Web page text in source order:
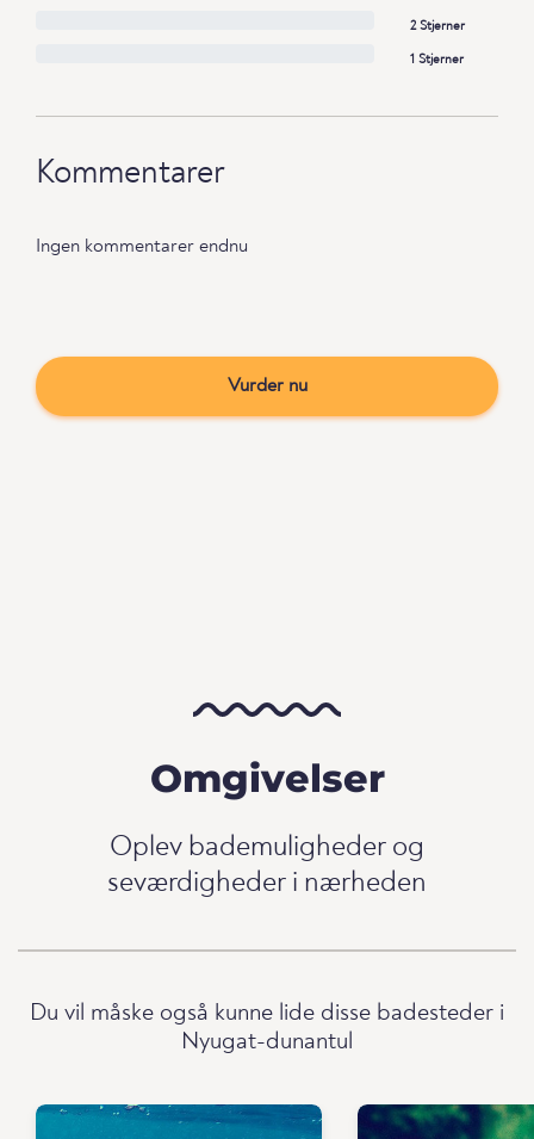
2 Stjerner
1 Stjerner
Kommentarer
Ingen kommentarer endnu
Vurder nu
Omgivelser
Oplev bademuligheder og
seværdigheder i nærheden
Du vil måske også kunne lide disse badesteder i
Nyugat-dunantul